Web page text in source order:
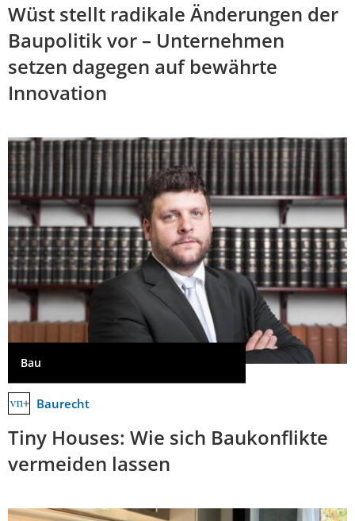
Wüst stellt radikale Änderungen der
Baupolitik vor – Unternehmen
setzen dagegen auf bewährte
Innovation
Bau
Baurecht
Tiny Houses: Wie sich Baukonflikte
vermeiden lassen